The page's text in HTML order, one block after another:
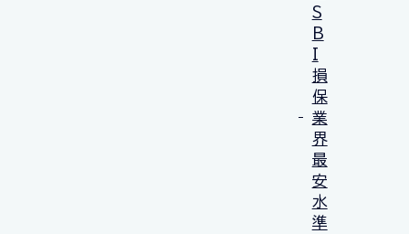
S
B
I
損
保
業
界
最
安
水
準